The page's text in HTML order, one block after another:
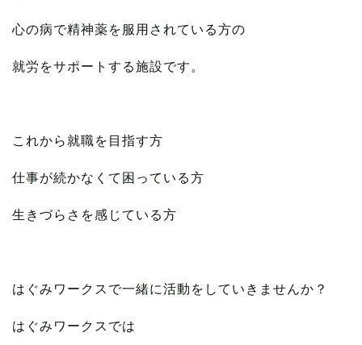
心の病で精神薬を服用されている方の
就労をサポートする施設です。
これから就職を目指す方
仕事が続かなくて困っている方
生きづらさを感じている方
はぐみワークスで一緒に活動をしていきませんか？
はぐみワークスでは